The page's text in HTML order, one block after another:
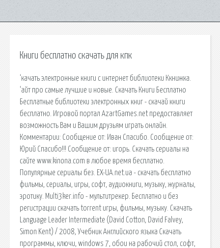
Книги бесплатно скачать для кпк
‘качать электронные книги с интернет библиотеки Ккнижка.
‘айт про самые лучшие и новые. Скачать Книги Бесплатно
Бесплатные библиотеки электронных книг - скачай книги
бесплатно. Игровой портал AzartGames.net предоставляет
возможность Вам и Вашим друзьям играть онлайн.
Комментарии: Сообщение от: Иван Спасибо. Сообщение от:
Юрий Спасибо!!! Сообщение от: игорь. Скачать сериалы на
сайте www.kinona.com в любое время бесплатно.
Популярные сериалы без. EX-UA.net.ua - скачать бесплатно
фильмы, сериалы, игры, софт, аудиокниги, музыку, журналы,
эротику. Multi3ker.info - мультитрекер. Бесплатно и без
регистрации скачать torrent игры, фильмы, музыку. Скачать
Language Leader Intermediate (David Cotton, David Falvey,
Simon Kent) / 2008, Учебник Английского языка Скачать
программы, ключи, windows 7, обои на рабочий стол, софт,